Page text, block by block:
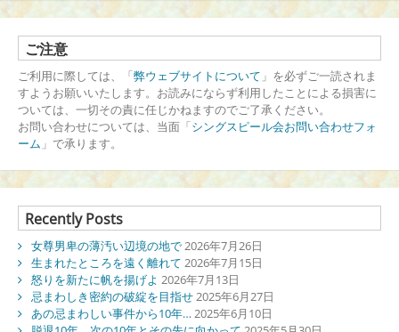
ご注意
ご利用に際しては、「弊ウェブサイトについて 」を必ずご一読されま
すようお願いいたします。お読みにならず利用したことによる損害に
ついては、一切その責に任じかねますのでご了承ください。
お問い合わせについては、当面「シングスピール会お問い合わせフォ
ーム 」で承ります。
Recently Posts
女尊男卑の薄汚い辺境の地で2026年7月26日
生まれたところを遠く離れて 2026年7月15日
怒りを新たに帆を揚げよ 2026年7月13日
忌まわしき密約の破綻を目指せ2025年6月27日
あの忌まわしい事件から10年… 2025年6月10日